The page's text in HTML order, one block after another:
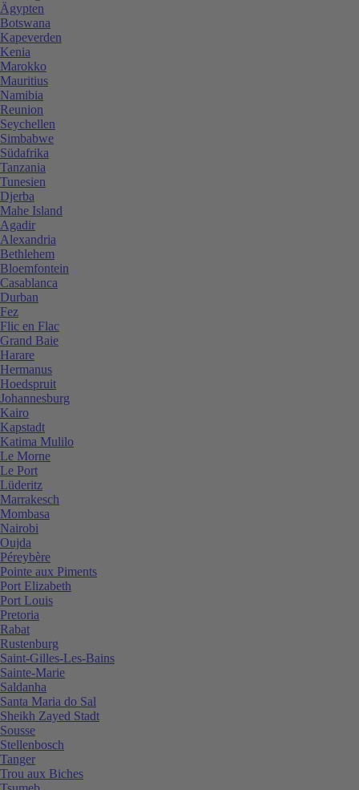
Ägypten
Botswana
Kapeverden
Kenia
Marokko
Mauritius
Namibia
Reunion
Seychellen
Simbabwe
Südafrika
Tanzania
Tunesien
Djerba
Mahe Island
Agadir
Alexandria
Bethlehem
Bloemfontein
Casablanca
Durban
Fez
Flic en Flac
Grand Baie
Harare
Hermanus
Hoedspruit
Johannesburg
Kairo
Kapstadt
Katima Mulilo
Le Morne
Le Port
Lüderitz
Marrakesch
Mombasa
Nairobi
Oujda
Péreybère
Pointe aux Piments
Port Elizabeth
Port Louis
Pretoria
Rabat
Rustenburg
Saint-Gilles-Les-Bains
Sainte-Marie
Saldanha
Santa Maria do Sal
Sheikh Zayed Stadt
Sousse
Stellenbosch
Tanger
Trou aux Biches